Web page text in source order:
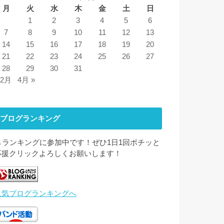
月
火 水 木 金 土
日
1
2 3 4 5
6
7
8 9 10 11 12
13
14
15 16 17 18 19
20
21
22 23 24 25 26
27
28
29 30
31
月
4月 »
ブログランキング
ランキングに参加中です！ぜひ1日1回ポチッと
援クリックよろしくお願いします！
気ブログランキングへ